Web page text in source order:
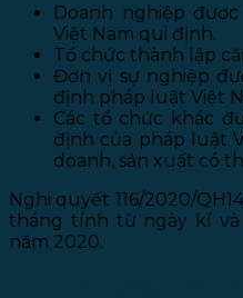
Doanh nghiệp
Việt Nam qui định.
Tổ chức thành lập
Đơn vị sự nghiệp
định pháp luật Việt
Các tổ chức khác
định của pháp luật
doanh, sản xuất có
Nghi quyết 116/2020/
tháng tính từ ngày kí
năm 2020.